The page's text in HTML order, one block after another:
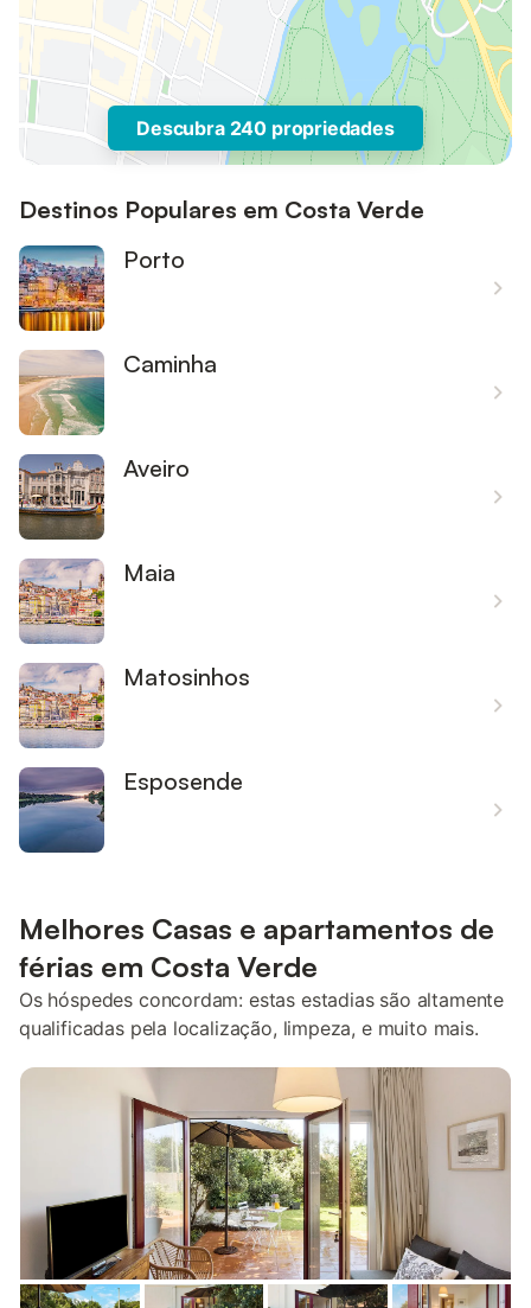
Descubra 240 propriedades
Destinos Populares em Costa Verde
Porto
Caminha
Aveiro
Maia
Matosinhos
Esposende
Melhores Casas e apartamentos de
férias em Costa Verde
Os hóspedes concordam: estas estadias são altamente
qualificadas pela localização, limpeza, e muito mais.